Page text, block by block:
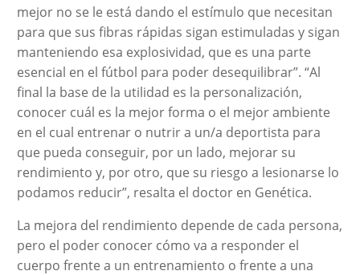
mejor no se le está dando el estímulo que necesitan
para que sus fibras rápidas sigan estimuladas y sigan
manteniendo esa explosividad, que es una parte
esencial en el fútbol para poder desequilibrar”. “Al
final la base de la utilidad es la personalización,
conocer cuál es la mejor forma o el mejor ambiente
en el cual entrenar o nutrir a un/a deportista para
que pueda conseguir, por un lado, mejorar su
rendimiento y, por otro, que su riesgo a lesionarse lo
podamos reducir”, resalta el doctor en Genética.
La mejora del rendimiento depende de cada persona,
pero el poder conocer cómo va a responder el
cuerpo frente a un entrenamiento o frente a una